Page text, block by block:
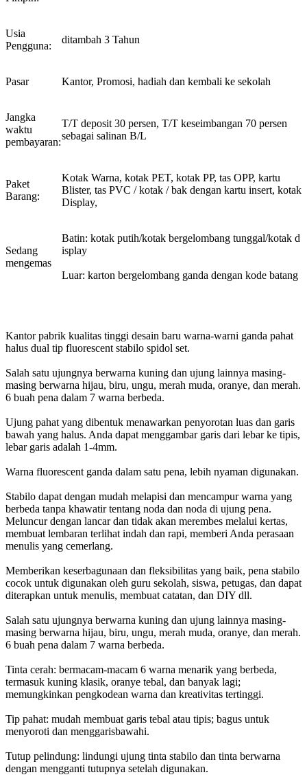
Usia
Pengguna:
ditambah 3 Tahun
Pasar Kantor, Promosi, hadiah dan kembali ke sekolah
Jangka
waktu
pembayaran:
T/T deposit 30 persen, T/T keseimbangan 70 persen
sebagai salinan B/L
Paket
Barang:
Kotak Warna, kotak PET, kotak PP, tas OPP, kartu
Blister, tas PVC / kotak / bak dengan kartu insert, kotak
Display,
Sedang
mengemas
Batin: kotak putih/kotak bergelombang tunggal/kotak d
isplay
Luar: karton bergelombang ganda dengan kode batang
Kantor pabrik kualitas tinggi desain baru warna-warni ganda pahat
halus dual tip fluorescent stabilo spidol set.
Salah satu ujungnya berwarna kuning dan ujung lainnya masing-
masing berwarna hijau, biru, ungu, merah muda, oranye, dan merah.
6 buah pena dalam 7 warna berbeda.
Ujung pahat yang dibentuk menawarkan penyorotan luas dan garis
bawah yang halus. Anda dapat menggambar garis dari lebar ke tipis,
lebar garis adalah 1-4mm.
Warna fluorescent ganda dalam satu pena, lebih nyaman digunakan.
Stabilo dapat dengan mudah melapisi dan mencampur warna yang
berbeda tanpa khawatir tentang noda dan noda di ujung pena.
Meluncur dengan lancar dan tidak akan merembes melalui kertas,
membuat lembaran terlihat indah dan rapi, memberi Anda perasaan
menulis yang cemerlang.
Memberikan keserbagunaan dan fleksibilitas yang baik, pena stabilo
cocok untuk digunakan oleh guru sekolah, siswa, petugas, dan dapat
diterapkan untuk menulis, membuat catatan, dan DIY dll.
Salah satu ujungnya berwarna kuning dan ujung lainnya masing-
masing berwarna hijau, biru, ungu, merah muda, oranye, dan merah.
6 buah pena dalam 7 warna berbeda.
Tinta cerah: bermacam-macam 6 warna menarik yang berbeda,
termasuk kuning klasik, oranye tebal, dan banyak lagi;
memungkinkan pengkodean warna dan kreativitas tertinggi.
Tip pahat: mudah membuat garis tebal atau tipis; bagus untuk
menyoroti dan menggarisbawahi.
Tutup pelindung: lindungi ujung tinta stabilo dan tinta berwarna
dengan mengganti tutupnya setelah digunakan.